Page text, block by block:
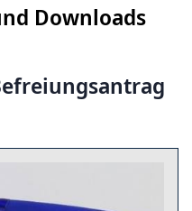
Downloads